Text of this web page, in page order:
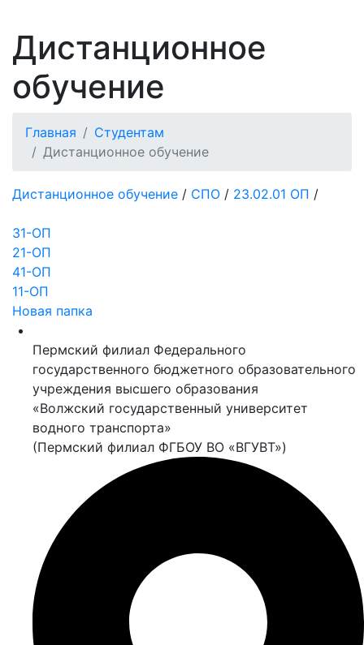
Дистанционное
обучение
Главная
Студентам
Дистанционное обучение
Дистанционное обучение / СПО / 23.02.01 ОП /
31-ОП
21-ОП
41-ОП
11-ОП
Новая папка
Пермский филиал Федерального
государственного бюджетного образовательного
учреждения высшего образования
«Волжский государственный университет
водного транспорта»
(Пермский филиал ФГБОУ ВО «ВГУВТ»)